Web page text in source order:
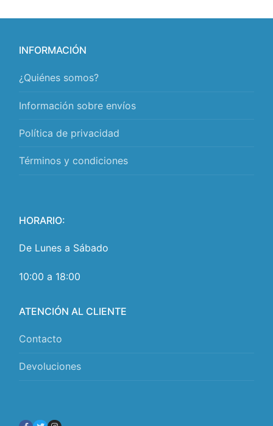
INFORMACIÓN
¿Quiénes somos?
Información sobre envíos
Política de privacidad
Términos y condiciones
HORARIO:
De Lunes a Sábado
10:00 a 18:00
ATENCIÓN AL CLIENTE
Contacto
Devoluciones